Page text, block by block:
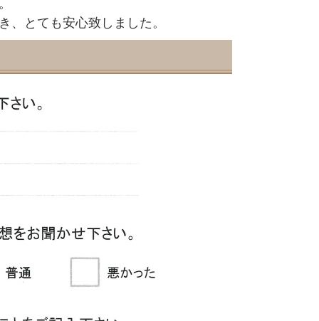
、とても安心致しました。